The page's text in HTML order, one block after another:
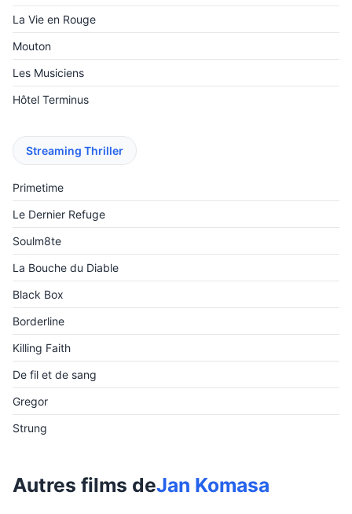
La Vie en Rouge
Mouton
Les Musiciens
Hôtel Terminus
Streaming Thriller
Primetime
Le Dernier Refuge
Soulm8te
La Bouche du Diable
Black Box
Borderline
Killing Faith
De fil et de sang
Gregor
Strung
Autres films deJan Komasa